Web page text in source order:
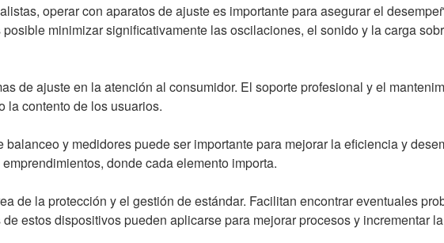
operar con aparatos de ajuste es importante para asegurar el
minimizar significativamente las oscilaciones, el sonido y la carga
de ajuste en la atención al consumidor. El soporte profesional y el
la contento de los usuarios.
y medidores puede ser importante para mejorar la eficiencia y
donde cada elemento importa.
de la protección y el gestión de estándar. Facilitan encontrar eventuales
estos dispositivos pueden aplicarse para mejorar procesos y incrementar